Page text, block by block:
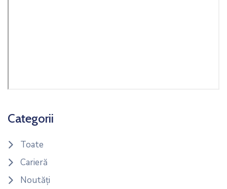
Categorii
Toate
Carieră
Noutăți